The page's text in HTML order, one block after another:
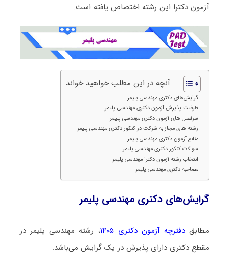
آزمون دکترا این رشته اختصاص یافته است.
آنچه در این مطلب خواهید خواند
گرایش‌های دکتری مهندسی پلیمر
ظرفیت پذیرش آزمون دکتری مهندسی پلیمر
سرفصل های آزمون دکتری مهندسی پلیمر
رشته های مجاز به شرکت در کنکور دکتری مهندسی پلیمر
منابع آزمون دکتری مهندسی پلیمر
سوالات کنکور دکتری مهندسی پلیمر
انتخاب رشته آزمون دکترا مهندسی پلیمر
مصاحبه دکتری مهندسی پلیمر
گرایش‌های دکتری مهندسی پلیمر
مطابقدفترچه آزمون دکتری ۱۴۰۵
، رشته مهندسی پلیمر در
مقطع دکتری دارای پذیرش در یک گرایش می‌باشد.